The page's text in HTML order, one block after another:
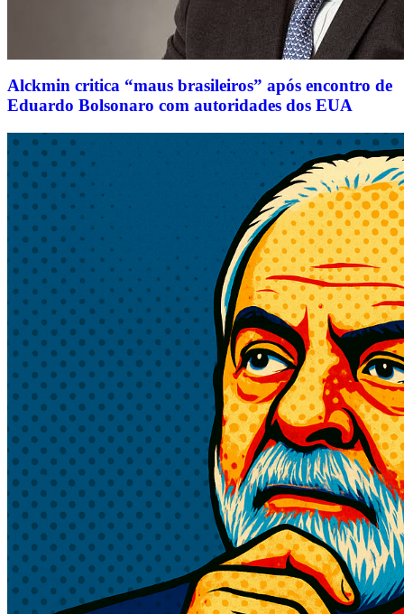
Alckmin critica “maus brasileiros” após encontro de
Eduardo Bolsonaro com autoridades dos EUA